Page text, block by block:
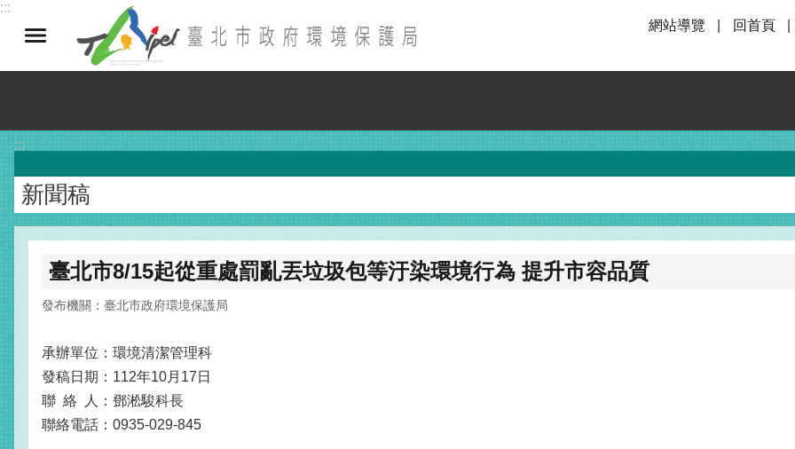
跳到主要內容區塊
:::
網站導覽
回首頁
:::
新聞稿
臺北市8/15起從重處罰亂丟垃圾包等汙染環境行為 提升市容品質
發布機關：臺北市政府環境保護局
承辦單位：環境清潔管理科
發稿日期：112年10月17日
聯 絡 人：鄧淞駿科長
聯絡電話：0935-029-845